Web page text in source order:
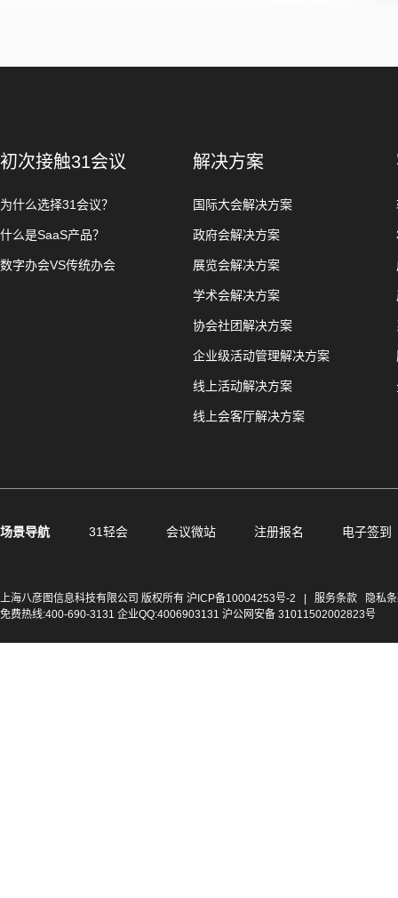
初次接触31会议
为什么选择31会议？
什么是SaaS产品？
数字办会VS传统办会
解决方案
国际大会解决方案
政府会解决方案
展览会解决方案
学术会解决方案
协会社团解决方案
企业级活动管理解决方案
线上活动解决方案
线上会客厅解决方案
场景导航 31轻会 会议微站 注册报名 电子签到
上海八彦图信息科技有限公司 版权所有 沪ICP备10004253号-2 服务条款
隐私
免费热线:400-690-3131 企业QQ:4006903131 沪公网安备 31011502002823号